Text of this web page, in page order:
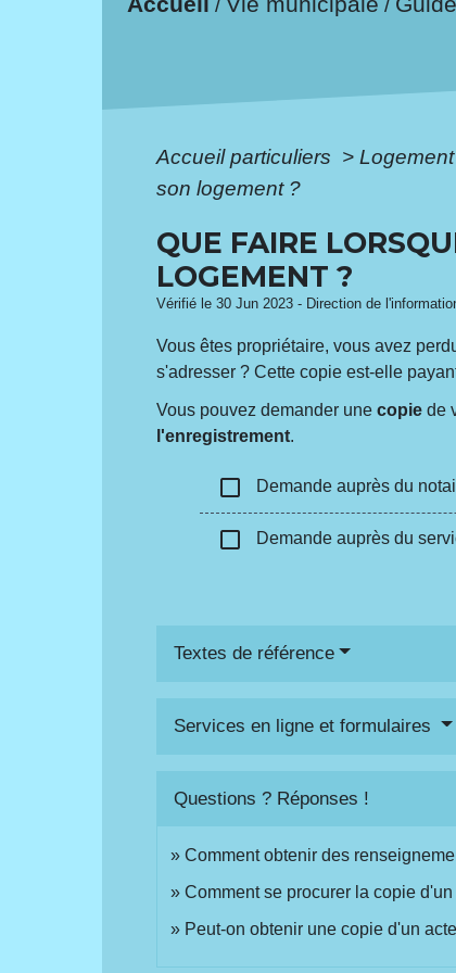
/ /
Accueil particuliers > Logement
son logement ?
QUE FAIRE
LOGEMENT ?
Vérifié le 30 Jun 2023 - Direction de
Vous êtes propriétaire, vous avez
s'adresser ? Cette copie est-elle
Vous pouvez demander unecopie de
l'enregistrement.
check_box_outline_blank Demande auprès du
check_box_outline_blank Demande auprès du
Textes de référence
Services en ligne et formulaires
Questions ? Réponses !
Comment obtenir des
Comment se procurer la copie
Peut-on obtenir une copie d'un